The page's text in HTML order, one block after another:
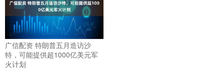
广信配资 特朗普五月造访沙
特，可能提供超1000亿美元军
火计划